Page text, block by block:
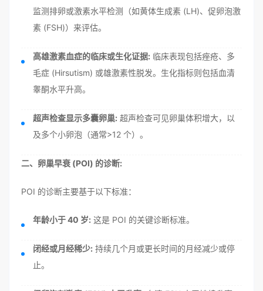
监测排卵或激素水平检测（如黄体生成素 (LH)、促卵泡激
素 (FSH)）来评估。
高雄激素血症的临床或生化证据: 临床表现包括痤疮、多
毛症 (Hirsutism) 或雄激素性脱发。生化指标则包括血清
睾酮水平升高。
超声检查显示多囊卵巢: 超声检查可见卵巢体积增大，以
及多个小卵泡（通常>12 个）。
二、卵巢早衰 (POI) 的诊断:
POI 的诊断主要基于以下标准：
年龄小于 40 岁: 这是 POI 的关键诊断标准。
闭经或月经稀少: 持续几个月或更长时间的月经减少或停
止。